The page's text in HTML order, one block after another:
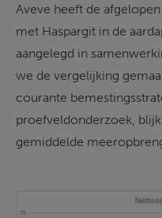
Aveve heeft de
met Haspargit in de
aangelegd in
we de vergelijking
courante
proefveldonderzoek,
gemiddelde